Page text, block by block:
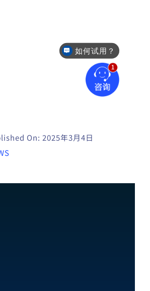
On: 2025年3月4日
售后咨询